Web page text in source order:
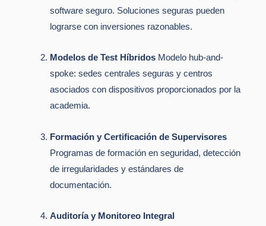
software seguro. Soluciones seguras pueden
lograrse con inversiones razonables.
Modelos de Test HíbridosModelo hub-and-
spoke: sedes centrales seguras y centros
asociados con dispositivos proporcionados por la
academia.
Formación y Certificación de Supervisores
Programas de formación en seguridad, detección
de irregularidades y estándares de
documentación.
Auditoría y Monitoreo Integral